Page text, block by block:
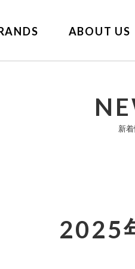
ABOUT US
新
2025